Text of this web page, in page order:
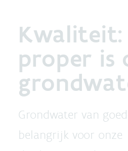
Kwaliteit:
proper is
Grondwater van
belangrijk voor onze